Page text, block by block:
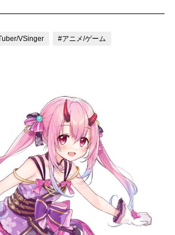
ンディング
VSinger #アニメ/ゲーム